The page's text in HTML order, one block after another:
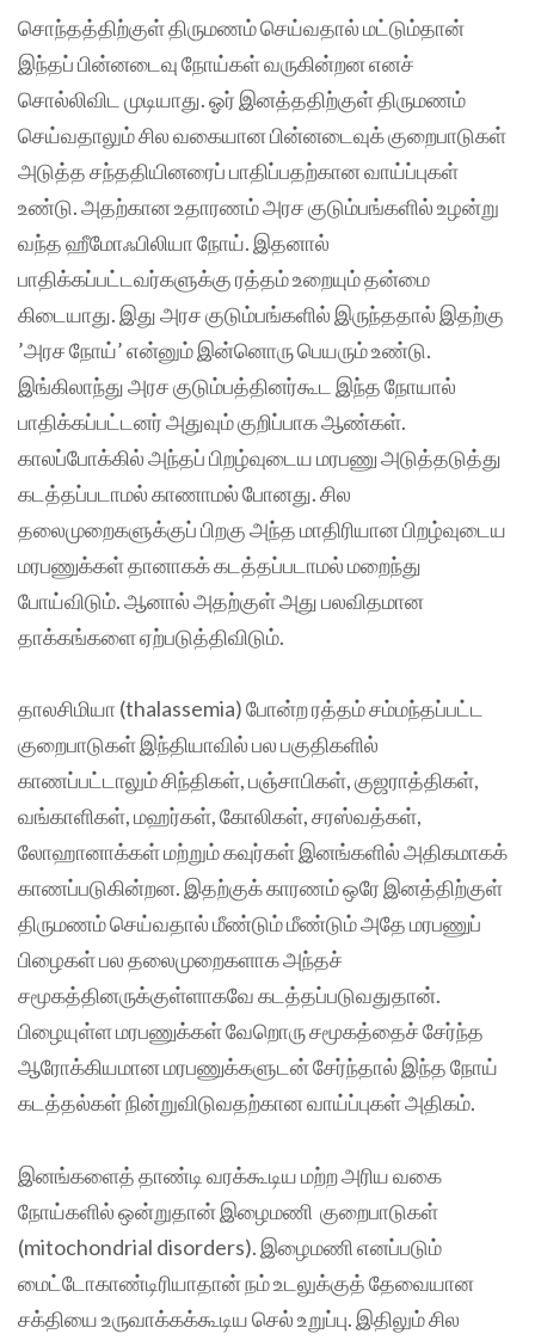
சொந்தத்திற்குள் திருமணம் செய்வதால் மட்டும்தான்
இந்தப் பின்னடைவு நோய்கள் வருகின்றன எனச்
சொல்லிவிட முடியாது.‌ ஓர் இனத்ததிற்குள் திருமணம்
செய்வதாலும் சில வகையான பின்னடைவுக் குறைபாடுகள்
அடுத்த சந்ததியினரைப் பாதிப்பதற்கான வாய்ப்புகள்
உண்டு.‌ அதற்கான உதாரணம் அரச குடும்பங்களில் உழன்று
வந்த ஹீமோஃபிலியா நோய். இதனால்
பாதிக்கப்பட்டவர்களுக்கு ரத்தம் உறையும் தன்மை
கிடையாது. இது அரச குடும்பங்களில் இருந்ததால் இதற்கு
’அரச நோய்’ என்னும் இன்னொரு பெயரும்‌ உண்டு.
இங்கிலாந்து அரச‌ குடும்பத்தினர்கூட இந்த நோயால்
பாதிக்கப்பட்டனர் அதுவும் குறிப்பாக ஆண்கள்.
காலப்போக்கில் அந்த‌‌ப் பிறழ்வுடைய மரபணு அடுத்தடுத்து
கடத்தப்படாமல் காணாமல் போனது. சில
தலைமுறைகளுக்குப் பிறகு அந்த மாதிரியான பிறழ்வுடைய
மரபணுக்கள் தானாகக் கடத்தப்படாமல் மறைந்து
போய்விடும். ஆனால் அதற்குள் அது பலவிதமான
தாக்கங்களை ஏற்படுத்திவிடும்.
தாலசிமியா (thalassemia) போன்ற ரத்தம் சம்மந்தப்பட்ட
குறைபாடுகள் இந்தியாவில் பல பகுதிகளில்
காணப்பட்டாலும் சிந்திகள், பஞ்சாபிகள், குஜராத்திகள்,
வங்காளிகள், மஹர்கள், கோலிகள், சரஸ்வத்கள்,
லோஹானாக்கள் மற்றும் கவுர்கள் இனங்களில் அதிகமாகக்
காணப்படுகின்றன. இதற்குக் காரணம் ஒரே இனத்திற்குள்
திருமணம் செய்வதால் மீண்டும் மீண்டும் அதே மரபணுப்
பிழைகள் பல தலைமுறைகளாக அந்தச்
சமூகத்தினருக்குள்ளாகவே கடத்தப்படுவதுதான்.
பிழையுள்ள மரபணுக்கள் வேறொரு சமூகத்தைச் சேர்ந்த
ஆரோக்கியமான மரபணுக்களுடன் சேர்ந்தால் இந்த நோய்
கடத்தல்கள் நின்றுவிடுவதற்கான வாய்ப்புகள் அதிகம்‌.
இனங்களைத் தாண்டி வரக்கூடிய மற்ற அரிய வகை
நோய்களில் ஒன்றுதான் இழைமணி குறைபாடுகள்
(mitochondrial disorders). இழைமணி எனப்படும்
மைட்டோகாண்டிரியாதான் நம் உடலுக்குத் தேவையான
சக்தியை உருவாக்கக்கூடிய செல் உறுப்பு. இதிலும் சில